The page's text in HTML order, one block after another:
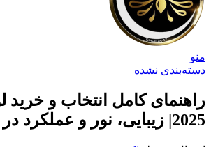
منو
دسته‌بندی نشده
راهنمای کامل انتخاب و خرید
2025| زیبایی، نور و عملکرد در یک قاب